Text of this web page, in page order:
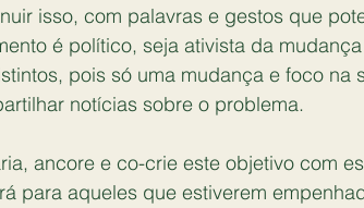
isso, com palavras e gestos que
é político, seja ativista da
pois só uma mudança e foco na
notícias sobre o problema.
ancore e co-crie este objetivo com
para aqueles que estiverem